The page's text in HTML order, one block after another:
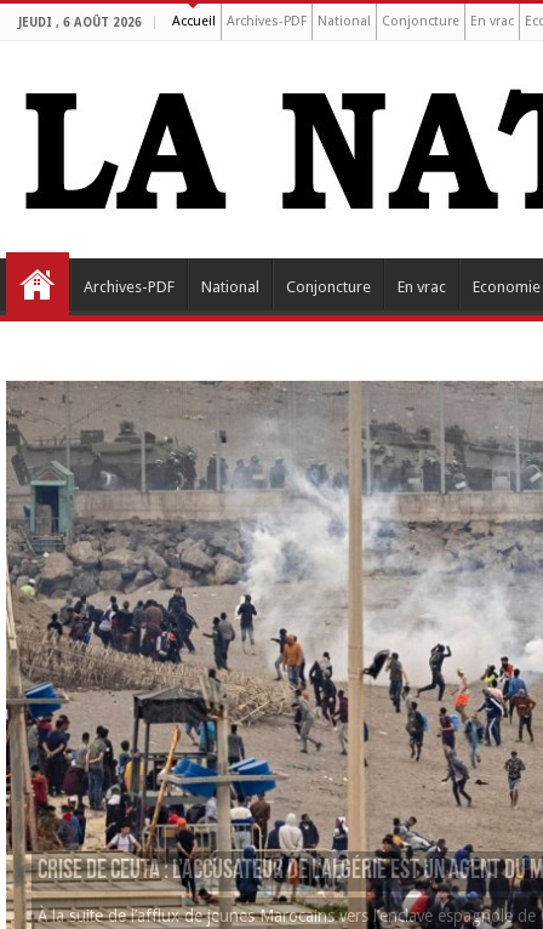
JEUDI , 6 AOÛT 2026 Accueil Archives-PDF National Conjoncture En vrac
Archives-PDF National Conjoncture En vrac Economie
Crise de Ceuta : l’accusateur de l’Algérie est un agent du
À la suite de l’afflux de jeunes Marocains vers l’enclave espagnole